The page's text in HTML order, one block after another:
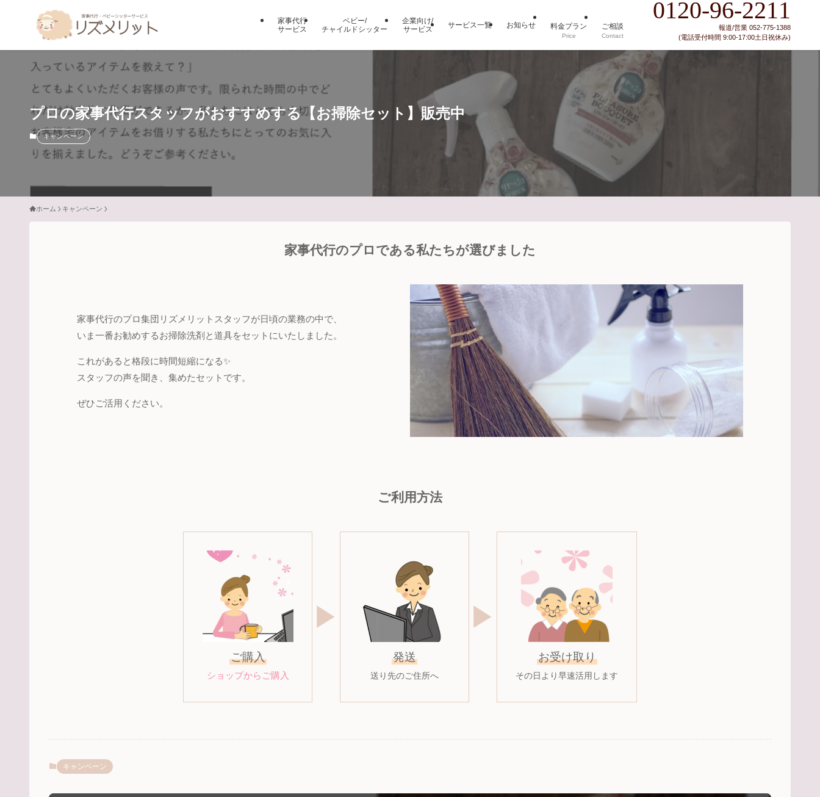
家事代行
サービス
ベビー/
チャイルドシッター
企業向け/
サービス
サービス一覧 お知らせ 料金プラン
Price
ご相談
Contact
0120-96-2211
報道/営業 052-775-1388
(電話受付時間 9:00-17:00土日祝休み)
プロの家事代行スタッフがおすすめする【お掃除セット】販売中
キャンペーン
ホーム キャンペーン
家事代行のプロである私たちが選びました
家事代行のプロ集団リズメリットスタッフが日頃の業務の中で、
いま一番お勧めするお掃除洗剤と道具をセットにいたしました。
これがあると格段に時間短縮になる✨
スタッフの声を聞き、集めたセットです。
ぜひご活用ください。
ご利用方法
ご購入
ショップからご購入
▶︎
発送
送り先のご住所へ
▶︎
お受け取り
その日より早速活用します
キャンペーン